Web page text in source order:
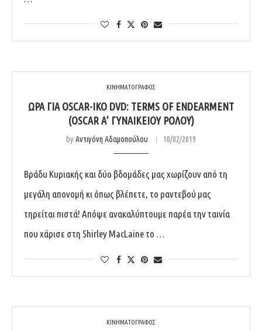
ΚΙΝΗΜΑΤΟΓΡΑΦΟΣ
ΏΡΑ ΓΙΑ OSCAR-ΙΚΌ DVD: TERMS OF ENDEARMENT
(OSCAR Α’ ΓΥΝΑΙΚΕΊΟΥ ΡΌΛΟΥ)
byΑντιγόνη Αδαμοπούλου 10/02/2019
Βράδυ Κυριακής και δύο βδομάδες μας χωρίζουν από τη
μεγάλη απονομή κι όπως βλέπετε, το ραντεβού μας
τηρείται πιστά! Απόψε ανακαλύπτουμε παρέα την ταινία
που χάρισε στη Shirley MacLaine το …
ΚΙΝΗΜΑΤΟΓΡΑΦΟΣ